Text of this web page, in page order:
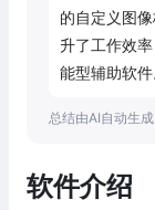
的自定义图
升了工作效
能型辅助软件
软件介绍